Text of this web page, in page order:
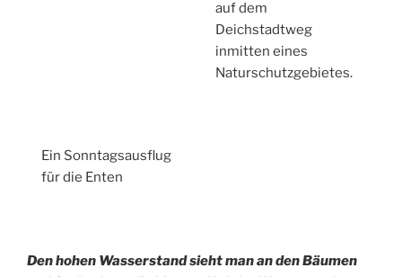
auf dem
Deichstadtweg
inmitten eines
Naturschutzgebietes.
Ein Sonntagsausflug
für die Enten
Den hohen Wasserstand sieht man an den Bäumen